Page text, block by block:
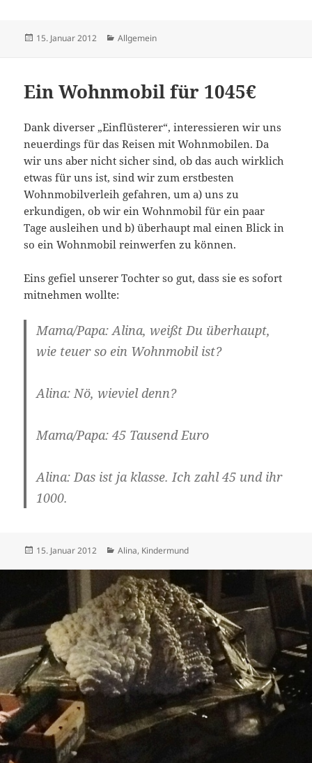
Veröffentlicht
15. Januar 2012 Kategorien
Allgemein
Ein Wohnmobil für 1045€
Dank diverser „Einflüsterer“, interessieren wir uns
neuerdings für das Reisen mit Wohnmobilen. Da
wir uns aber nicht sicher sind, ob das auch wirklich
etwas für uns ist, sind wir zum erstbesten
Wohnmobilverleih gefahren, um a) uns zu
erkundigen, ob wir ein Wohnmobil für ein paar
Tage ausleihen und b) überhaupt mal einen Blick in
so ein Wohnmobil reinwerfen zu können.
Eins gefiel unserer Tochter so gut, dass sie es sofort
mitnehmen wollte:
Mama/Papa: Alina, weißt Du überhaupt,
wie teuer so ein Wohnmobil ist?
Alina: Nö, wieviel denn?
Mama/Papa: 45 Tausend Euro
Alina: Das ist ja klasse. Ich zahl 45 und ihr
1000.
Veröffentlicht
15. Januar 2012 Kategorien
Alina, Kindermund